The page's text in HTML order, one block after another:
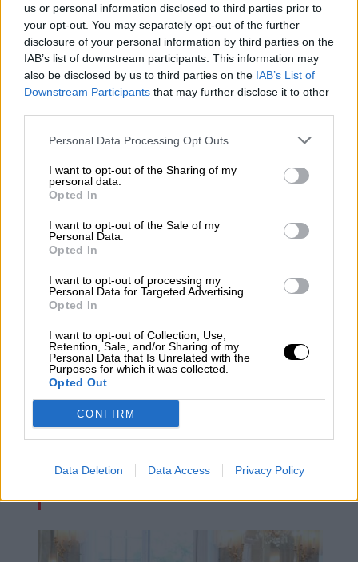
us or personal information disclosed to third parties prior to
your opt-out. You may separately opt-out of the further
disclosure of your personal information by third parties on the
IAB’s list of downstream participants. This information may
also be disclosed by us to third parties on the IAB’s List of
Downstream Participants that may further disclose it to other
Personal Data Processing Opt Outs
I want to opt-out of the Sharing of my
personal data.
Opted In
I want to opt-out of the Sale of my
Personal Data.
Opted In
I want to opt-out of processing my
Personal Data for Targeted Advertising.
Opted In
I want to opt-out of Collection, Use,
Retention, Sale, and/or Sharing of my
Personal Data that Is Unrelated with the
Purposes for which it was collected.
Opted Out
CONFIRM
Data Deletion Data Access Privacy Policy
Esperamos que Pedro Sánchez
recupere el sentido de sus palabras
Operación Chamartín, "licencia para